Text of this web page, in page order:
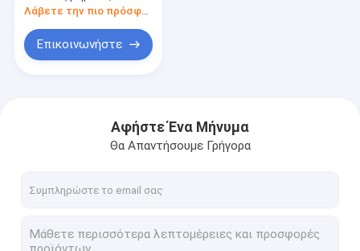
Λάβετε την πιο πρόσφατη τιμή
Επικοινωνήστε
Αφήστε Ένα Μήνυμα
Θα Απαντήσουμε Γρήγορα